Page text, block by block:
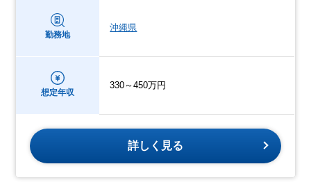
勤務地
沖縄県
想定年収
330～450万円
詳しく見る